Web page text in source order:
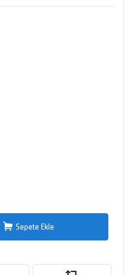
Sepete Ekle